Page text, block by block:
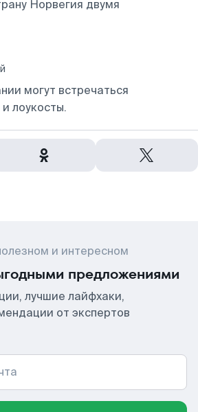
Норвегия двумя
могут встречаться
лоукосты.
и интересном
предложениями
лучшие лайфхаки,
от экспертов